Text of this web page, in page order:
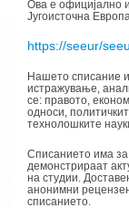
Ова е официјално
Југоисточна Европа.
https://seeur/
Нашето списание
истражување,
се: правото,
односи,
технолошките
Списанието има
демонстрираат
на студии.
анонимни
списанието.